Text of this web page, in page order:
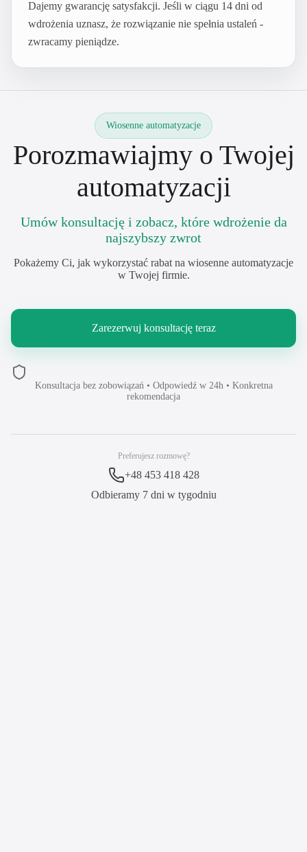
Dajemy gwarancję satysfakcji. Jeśli w ciągu 14 dni od
wdrożenia uznasz, że rozwiązanie nie spełnia ustaleń -
zwracamy pieniądze.
Wiosenne automatyzacje
Porozmawiajmy o Twojej
automatyzacji
Umów konsultację i zobacz, które wdrożenie da
najszybszy zwrot
Pokażemy Ci, jak wykorzystać rabat na wiosenne automatyzacje
w Twojej firmie.
Zarezerwuj konsultację teraz
Konsultacja bez zobowiązań • Odpowiedź w 24h • Konkretna
rekomendacja
Preferujesz rozmowę?
+48 453 418 428
Odbieramy 7 dni w tygodniu